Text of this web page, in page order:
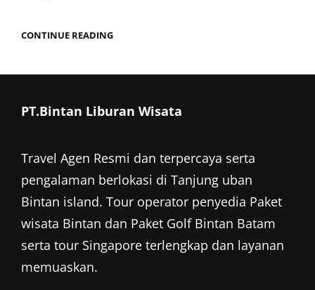
CONTINUE READINGASYIKNYA
PT.Bintan Liburan Wisata
Travel Agen Resmi dan terpercaya serta
pengalaman berlokasi di Tanjung uban
Bintan island. Tour operator penyedia Paket
wisata Bintan dan Paket Golf Bintan Batam
serta tour Singapore terlengkap dan layanan
memuaskan.